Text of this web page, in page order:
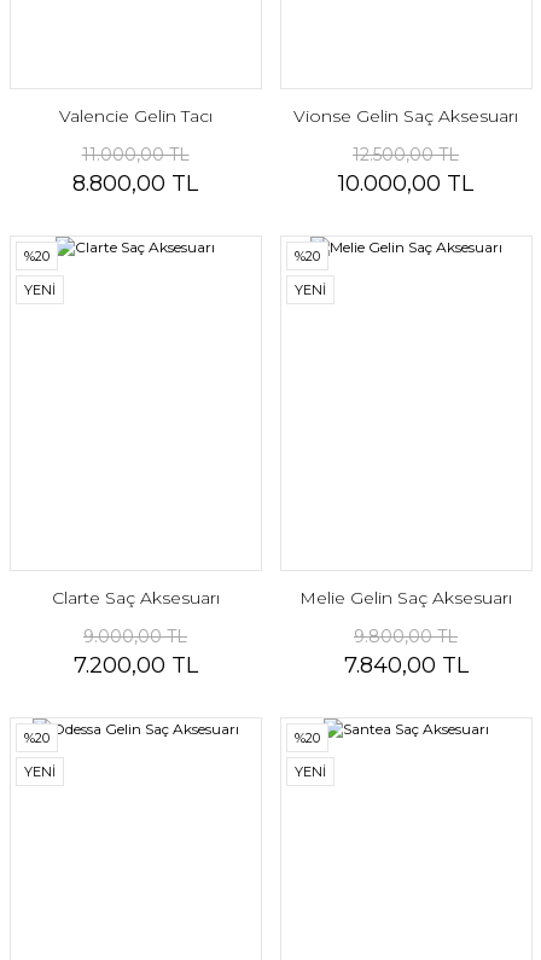
Valencie Gelin Tacı
11.000,00 TL
8.800,00 TL
Vionse Gelin Saç Aksesuarı
12.500,00 TL
10.000,00 TL
%20
YENİ
Clarte Saç Aksesuarı
9.000,00 TL
7.200,00 TL
%20
YENİ
Melie Gelin Saç Aksesuarı
9.800,00 TL
7.840,00 TL
%20
YENİ
%20
YENİ